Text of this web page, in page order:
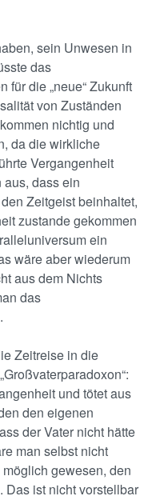
sein Unwesen in
das
die „neue“ Zukunft
von Zuständen
nichtig und
da die wirkliche
Vergangenheit
aus, dass ein
Zeitgeist beinhaltet,
zustande gekommen
ein
wäre aber wiederum
aus dem Nichts
das
Zeitreise in die
und tötet aus
den eigenen
der Vater nicht hätte
man selbst nicht
gewesen, den
Das ist nicht vorstellbar